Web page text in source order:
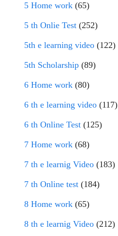
5 Home work (65)
5 th Onlie Test (252)
5th e learning video (122)
5th Scholarship (89)
6 Home work (80)
6 th e learning video (117)
6 th Online Test (125)
7 Home work (68)
7 th e learnig Video (183)
7 th Online test (184)
8 Home work (65)
8 th e learnig Video (212)